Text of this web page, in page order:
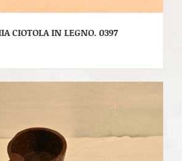
CIOTOLA IN LEGNO. 0397